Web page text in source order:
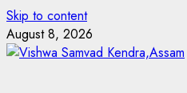
Skip to content
August 8, 2026